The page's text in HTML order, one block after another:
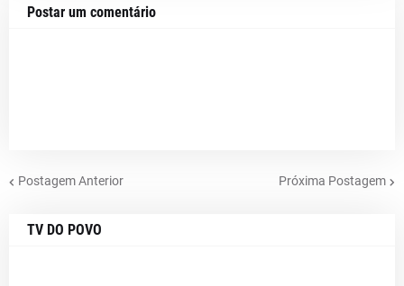
Postar um comentário
Postagem Anterior Próxima Postagem
TV DO POVO